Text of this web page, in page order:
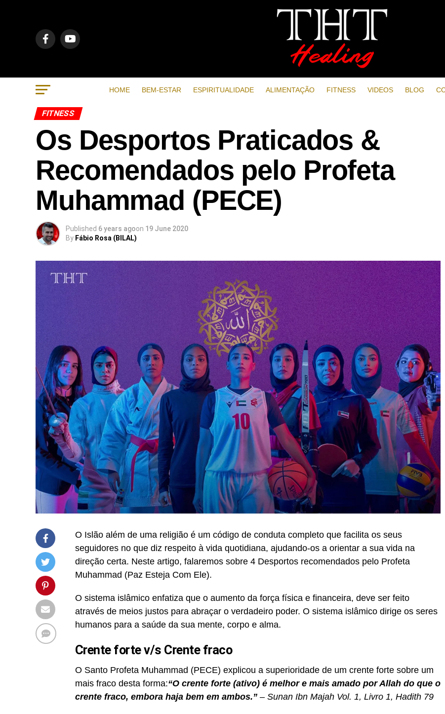
HOME BEM-ESTAR ESPIRITUALIDADE ALIMENTAÇÃO FITNESS VIDEOS BLOG
FITNESS
Os Desportos Praticados &
Recomendados pelo Profeta
Muhammad (PECE)
Published 6 years agoon 19 June 2020
By Fábio Rosa (BILAL)
O Islão além de uma religião é um código de conduta completo que facilita os seus
seguidores no que diz respeito à vida quotidiana, ajudando-os a orientar a sua vida na
direção certa. Neste artigo, falaremos sobre 4 Desportos recomendados pelo Profeta
Muhammad (Paz Esteja Com Ele).
O sistema islâmico enfatiza que o aumento da força física e financeira, deve ser feito
através de meios justos para abraçar o verdadeiro poder. O sistema islâmico dirige os seres
humanos para a saúde da sua mente, corpo e alma.
Crente forte v/s Crente fraco
O Santo Profeta Muhammad (PECE) explicou a superioridade de um crente forte sobre um
mais fraco desta forma:“O crente forte (ativo) é melhor e mais amado por Allah do que o
crente fraco, embora haja bem em ambos.” – Sunan Ibn Majah Vol. 1, Livro 1, Hadith 79